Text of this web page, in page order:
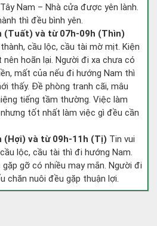
Nam – Nhà cửa được yên lành.
thì đều bình yên.
(Tuất) và từ 07h-09h (Thìn)
cầu lộc, cầu tài mờ mịt. Kiện
hoãn lại. Người đi xa chưa có
mất của nếu đi hướng Nam thì
thấy. Đề phòng tranh cãi, mâu
tiếng tầm thường. Việc làm
tốt nhất làm việc gì đều cần
(Hợi) và từ 09h-11h (Tị) Tin vui
lộc, cầu tài thì đi hướng Nam.
gỡ có nhiều may mắn. Người đi
chăn nuôi đều gặp thuận lợi.